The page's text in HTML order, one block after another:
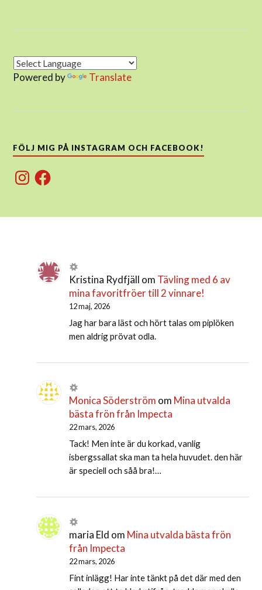
Powered by Translate
FÖLJ MIG PÅ INSTAGRAM OCH FACEBOOK!
InstagramFacebook
Kristina Rydfjäll om Tävling med 6 av
mina favoritfröer till 2 vinnare!
12 maj, 2026
Jag har bara läst och hört talas om piplöken
men aldrig prövat odla.
Monica Söderström om Mina utvalda
bästa frön från Impecta
22 mars, 2026
Tack! Men inte är du korkad, vanlig
isbergssallat ska man ta hela huvudet. den här
är speciell och såå bra!…
maria Eld om Mina utvalda bästa frön
från Impecta
22 mars, 2026
Fint inlägg! Har inte tänkt på det där med den